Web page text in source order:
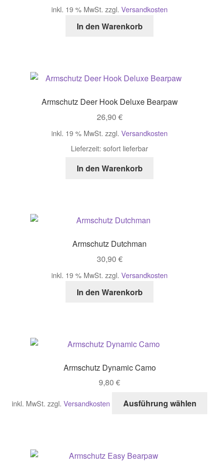
inkl. 19 % MwSt. zzgl. Versandkosten
In den Warenkorb
Armschutz Deer Hook Deluxe Bearpaw
26,90 €
inkl. 19 % MwSt. zzgl. Versandkosten
Lieferzeit: sofort lieferbar
In den Warenkorb
Armschutz Dutchman
30,90 €
inkl. 19 % MwSt. zzgl. Versandkosten
In den Warenkorb
Armschutz Dynamic Camo
9,80 €
inkl. MwSt. zzgl. Versandkosten Ausführung wählen